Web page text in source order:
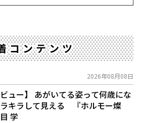
コンテンツ
2026年08月08日
ビュー】 あがいてる姿って何歳にな
キラして見える 『ホルモー燦
学